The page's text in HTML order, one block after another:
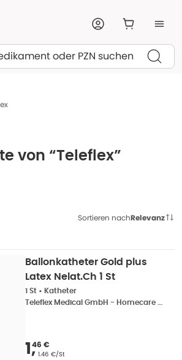
von “Teleflex”
Sortieren nachRelevanz
Ballonkatheter Gold plus
Latex Nelat.Ch 1 St
1 St • Katheter
Verkaufspreis
1,
46 €
Grundpreis
1.46 €/St